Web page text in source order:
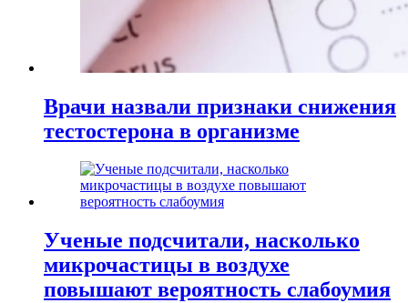
Врачи назвали признаки снижения
тестостерона в организме
Ученые подсчитали, насколько
микрочастицы в воздухе
повышают вероятность слабоумия